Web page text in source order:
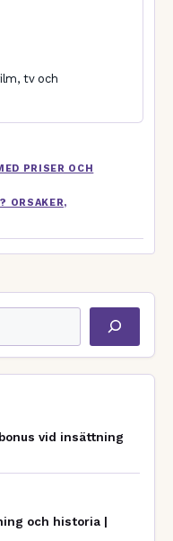
tv och
PRISER OCH
ORSAKER,
vid insättning
och historia |